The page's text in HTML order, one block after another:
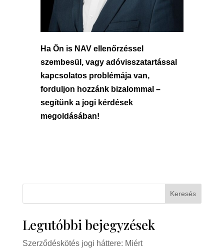
Ha Ön is NAV ellenőrzéssel
szembesül, vagy adóvisszatartással
kapcsolatos problémája van,
forduljon hozzánk bizalommal –
segítünk a jogi kérdések
megoldásában!
Keresés
Legutóbbi bejegyzések
Szerződéskötés jogi háttere: Miért